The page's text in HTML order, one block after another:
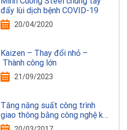
đẩy lùi dịch bệnh COVID-19
20/04/2020
Kaizen – Thay đổi nhỏ –
Thành công lớn
21/09/2023
Tăng năng suất công trình
giao thông bằng công nghệ kết
cấu thép